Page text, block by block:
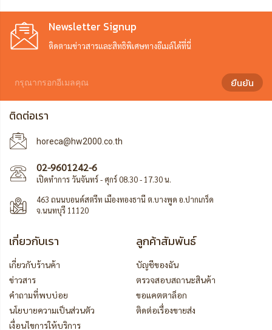
Newsletter Signup
ติดตามข่าวสารและสิทธิพิเศษทางอีเมล์ได้ที่นี่
ยืนยัน
ติดต่อเรา
horeca@hw2000.co.th
02-9601242-6
เปิดทำการ วันจันทร์ - ศุกร์ 08.30 - 17.30 น.
463 ถนนบอนด์สตรีท เมืองทองธานี ต.บางพูด อ.ปากเกร็ด
จ.นนทบุรี 11120
เกี่ยวกับเรา
เกี่ยวกับร้านค้า
ข่าวสาร
คำถามที่พบบ่อย
นโยบายความเป็นส่วนตัว
เงื่อนไขการให้บริการ
ลูกค้าสัมพันธ์
บัญชีของฉัน
ตรวจสอบสถานะสินค้า
ขอแคตตาล็อก
ติดต่อเรื่องขายส่ง